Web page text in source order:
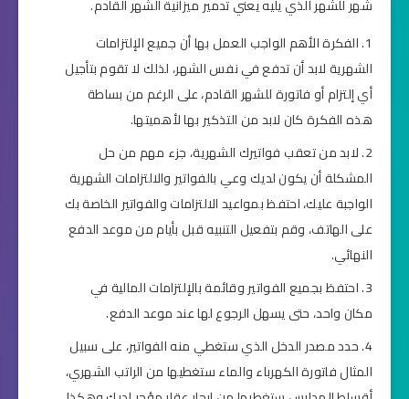
شهر للشهر الذي يليه يعني تدمير ميزانية الشهر القادم.
الفكرة الأهم الواجب العمل بها أن جميع الإلتزامات
الشهرية لابد أن تدفع في نفس الشهر، لذلك لا تقوم بتأجيل
أي إلتزام أو فاتورة للشهر القادم، على الرغم من بساطة
هذه الفكرة كان لابد من التذكير بها لأهميتها.
لابد من تعقب فواتيرك الشهرية، جزء مهم من حل
المشكلة أن يكون لديك وعي بالفواتير والالتزامات الشهرية
الواجبة عليك، احتفظ بمواعيد الالتزامات والفواتير الخاصة بك
على الهاتف، وقم بتفعيل التنبيه قبل بأيام من موعد الدفع
النهائي.
احتفظ بجميع الفواتير وقائمة بالإلتزامات المالية في
مكان واحد، حتى يسهل الرجوع لها عند موعد الدفع.
حدد مصدر الدخل الذي ستغطي منه الفواتير، على سبيل
المثال فاتورة الكهرباء والماء ستغطيها من الراتب الشهري،